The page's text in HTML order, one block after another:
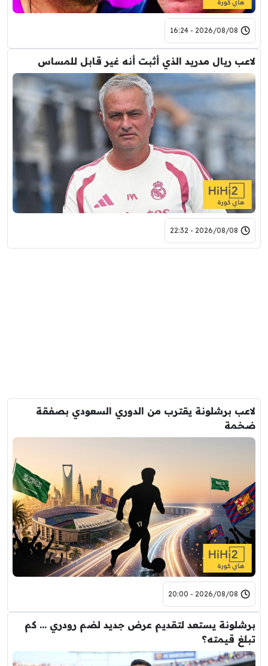
2026/08/08 - 16:24
لاعب ريال مدريد الذي أثبت أنه غير قابل للمساس
2026/08/08 - 22:32
لاعب برشلونة يقترب من الدوري السعودي بصفقة
ضخمة
2026/08/08 - 20:00
برشلونة يستعد لتقديم عرض جديد لضم رودري … كم
تبلغ قيمته؟